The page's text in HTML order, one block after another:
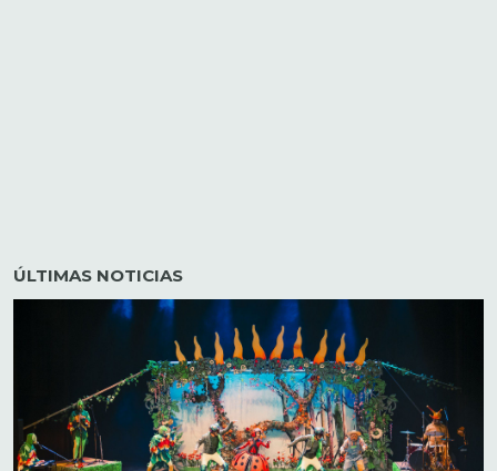
ÚLTIMAS NOTICIAS